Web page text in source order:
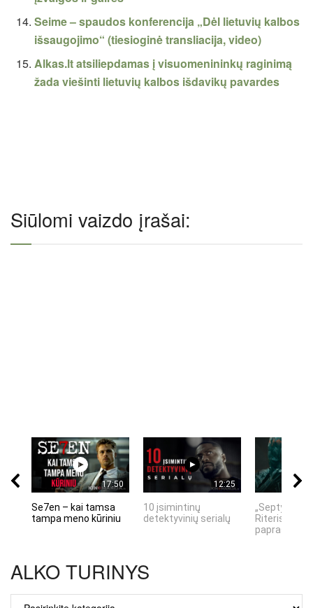
Seime – spaudos konferencija „Dėl lietuvių kalbos
išsaugojimo“ (tiesioginė transliacija, video)
Alkas.lt atsiliepdamas į visuomenininkų raginimą
žada viešinti lietuvių kalbos išdavikų pavardes
Siūlomi vaizdo įrašai:
17:50
Se7en – kai tamsa
tampa meno kūriniu
12:25
10 įsimintinų
detektyvinių serialų
„Septynių
Riteris" – kai
ALKO TURINYS